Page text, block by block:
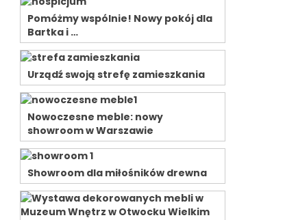
Pomóżmy wspólnie! Nowy pokój dla
Bartka i …
Urządź swoją strefę zamieszkania
Nowoczesne meble: nowy
showroom w Warszawie
Showroom dla miłośników drewna